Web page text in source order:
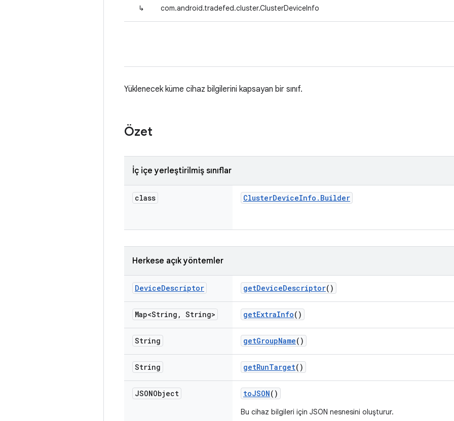
↳ com.android.tradefed.cluster.ClusterDeviceInfo
Yüklenecek küme cihaz bilgilerini kapsayan bir sınıf.
Özet
İç içe yerleştirilmiş sınıflar
class ClusterDeviceInfo . Builder
Herkese açık yöntemler
DeviceDescriptor getDeviceDescriptor()
Map<String , String> getExtraInfo()
String getGroupName()
String getRunTarget()
JSONObject toJSON()
Bu cihaz bilgileri için JSON nesnesini oluşturur.